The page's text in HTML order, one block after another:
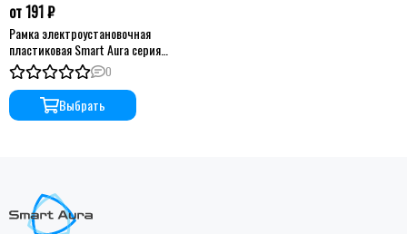
от 191 ₽
Рамка электроустановочная
пластиковая Smart Aura серия
PREMIER
0
Выбрать